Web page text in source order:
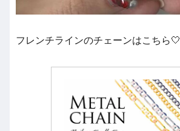
フレンチラインのチェーンはこちら🤍